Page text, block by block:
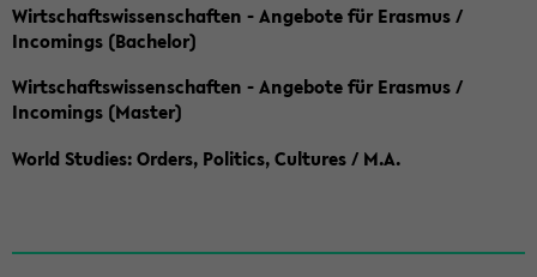
Wirtschaftswissenschaften - Angebote für Erasmus /
Incomings (Bachelor)
Wirtschaftswissenschaften - Angebote für Erasmus /
Incomings (Master)
World Studies: Orders, Politics, Cultures / M.A.